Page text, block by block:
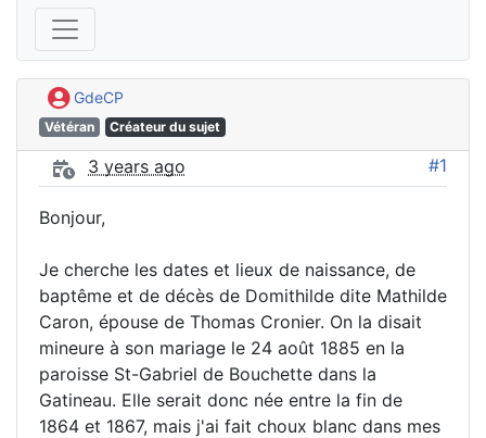
GdeCP
Vétéran Créateur du sujet
3 years ago #1
Bonjour,
Je cherche les dates et lieux de naissance, de
baptême et de décès de Domithilde dite Mathilde
Caron, épouse de Thomas Cronier. On la disait
mineure à son mariage le 24 août 1885 en la
paroisse St-Gabriel de Bouchette dans la
Gatineau. Elle serait donc née entre la fin de
1864 et 1867, mais j'ai fait choux blanc dans mes